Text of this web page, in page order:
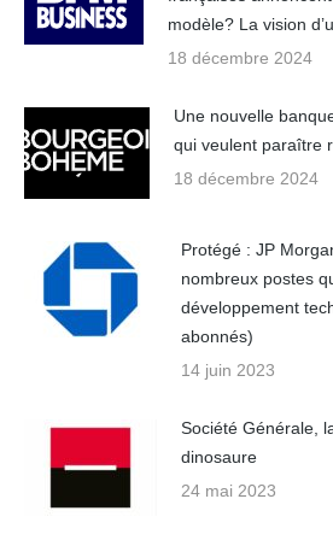
modèle? La vision
18 décembre 2024
Une nouvelle
qui veulent paraître
18 décembre 2024
Protégé : JP
nombreux postes
développement
abonnés)
14 juin 2023
Société Générale,
dinosaure
24 mai 2023